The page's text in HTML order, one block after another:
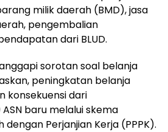
milik daerah (BMD), jasa
pengembalian
dari BLUD.
sorotan soal belanja
peningkatan belanja
konsekuensi dari
baru melalui skema
Perjanjian Kerja (PPPK).